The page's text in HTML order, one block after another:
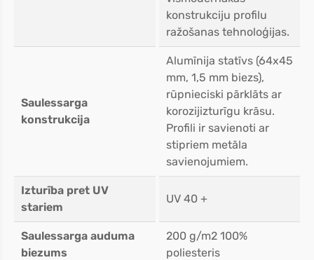
konstrukciju profilu
ražošanas tehnoloģijas.
Saulessarga
konstrukcija
Alumīnija statīvs (64x45
mm, 1,5 mm biezs),
rūpnieciski pārklāts ar
korozijizturīgu krāsu.
Profili ir savienoti ar
stipriem metāla
savienojumiem.
Izturība pret UV
stariem
UV 40 +
Saulessarga auduma
biezums
200 g/m2 100%
poliesteris